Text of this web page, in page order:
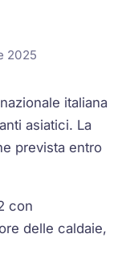
2025
italiana
asiatici. La
prevista entro
con
delle caldaie,